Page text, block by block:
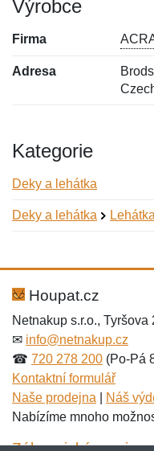
Výrobce
Firma
Adresa
Kategorie
Deky a lehátka
Deky a lehátka
Hodnocení:
Jméno: *
Jméno:
E-mail:*
Houpat.cz
Netnakup s.r.o.,
✉ info@netnakup.cz
☎ 720 278 200 (Po-Pá
Kontaktní formulář
Naše prodejna
Náš
Nabízíme mnoho